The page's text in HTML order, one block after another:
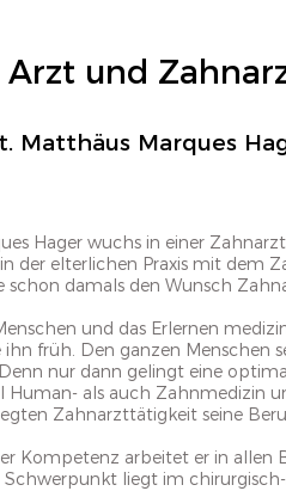
Hager wuchs in einer
der elterlichen Praxis mit dem
damals den Wunsch
und das Erlernen
früh. Den ganzen Menschen
nur dann gelingt eine
Human- als auch Zahnmedizin
Zahnarzttätigkeit seine
Kompetenz arbeitet er in allen
Schwerpunkt liegt im
Arzt und
Matthäus Marques